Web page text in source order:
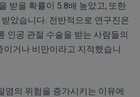
받을 확률이 5.8배 높았고, 또한
았습니다. 전반적으로 연구진은
인공 관절 수술을 받는 사람들의
이거나 비만이라고 지적했습니
염의 위험을 증가시키는 이유에